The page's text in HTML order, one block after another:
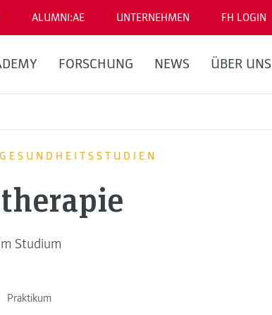
ALUMNI:AE UNTERNEHMEN FH LOGIN
FORSCHUNG NEWS ÜBER UNS
Studium
Praktikum